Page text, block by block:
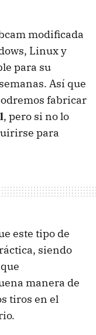
modificada
Linux y
para su
Así que
fabricar
, pero si no lo
para
este tipo de
siendo
manera de
tiros en el